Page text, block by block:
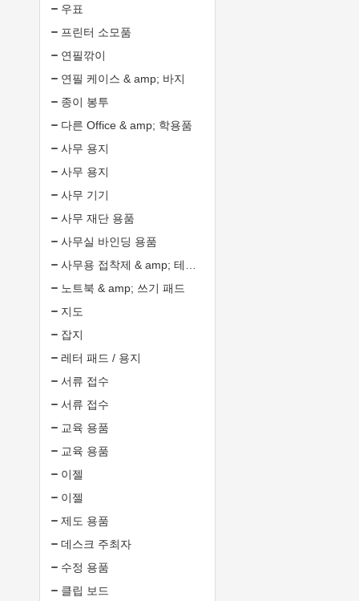
우표
프린터 소모품
연필깎이
연필 케이스 & amp; 바지
종이 봉투
다른 Office & amp; 학용품
사무 용지
사무 용지
사무 기기
사무 재단 용품
사무실 바인딩 용품
노트북 & amp; 쓰기 패드
지도
잡지
레터 패드 / 용지
서류 접수
서류 접수
교육 용품
교육 용품
이젤
이젤
제도 용품
데스크 주최자
수정 용품
클립 보드